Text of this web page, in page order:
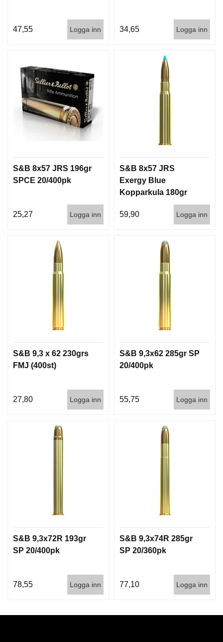
47,55 Logga inn 34,65 Logga inn
S&B 8x57 JRS 196gr
SPCE 20/400pk
25,27 Logga inn
S&B 8x57 JRS
Exergy Blue
Kopparkula 180gr
59,90
Logga inn
S&B 9,3 x 62 230grs
FMJ (400st)
27,80 Logga inn
S&B 9,3x62 285gr SP
20/400pk
55,75 Logga inn
S&B 9,3x72R 193gr
SP 20/400pk
78,55 Logga inn
S&B 9,3x74R 285gr
SP 20/360pk
77,10 Logga inn